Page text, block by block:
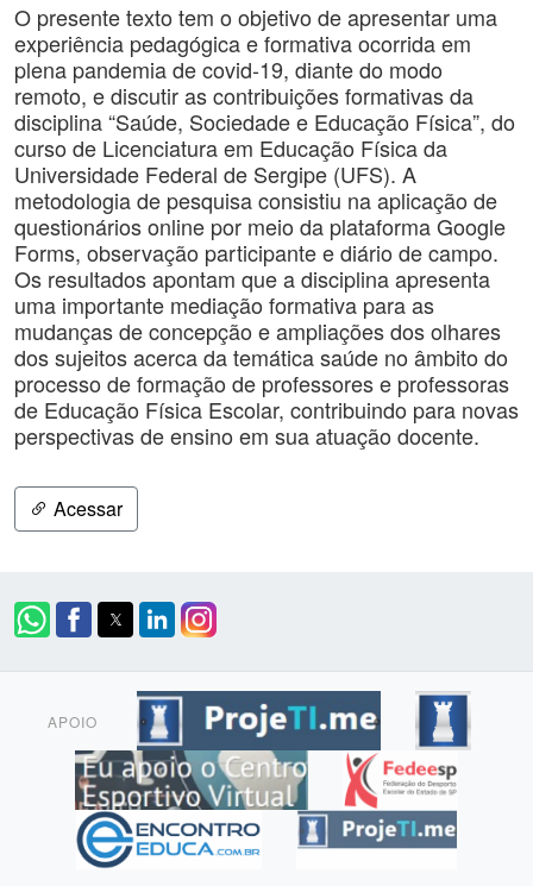
O presente texto tem o objetivo de apresentar uma
experiência pedagógica e formativa ocorrida em
plena pandemia de covid-19, diante do modo
remoto, e discutir as contribuições formativas da
disciplina “Saúde, Sociedade e Educação Física”, do
curso de Licenciatura em Educação Física da
Universidade Federal de Sergipe (UFS). A
metodologia de pesquisa consistiu na aplicação de
questionários online por meio da plataforma Google
Forms, observação participante e diário de campo.
Os resultados apontam que a disciplina apresenta
uma importante mediação formativa para as
mudanças de concepção e ampliações dos olhares
dos sujeitos acerca da temática saúde no âmbito do
processo de formação de professores e professoras
de Educação Física Escolar, contribuindo para novas
perspectivas de ensino em sua atuação docente.
Acessar
APOIO